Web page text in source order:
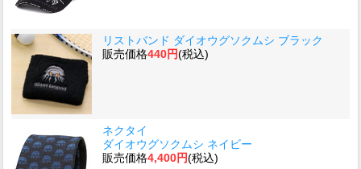
リストバンド ダイオウグソクムシ ブラック
販売価格440円(税込)
ネクタイ
ダイオウグソクムシ ネイビー
販売価格4,400円(税込)